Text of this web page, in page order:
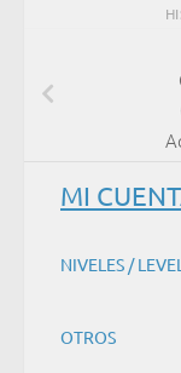
MI
NIVELES /
OTROS